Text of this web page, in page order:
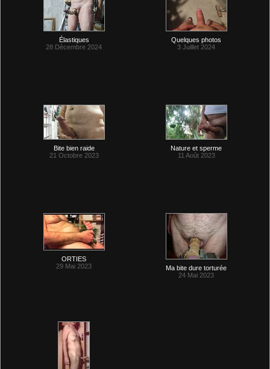
Élastiques
28 Décembre 2024
Quelques photos
3 Juillet 2024
Bite bien raide
21 Octobre 2023
Nature et sperme
11 Août 2023
ORTIES
29 Mai 2023
Ma bite dure torturée
24 Mai 2023